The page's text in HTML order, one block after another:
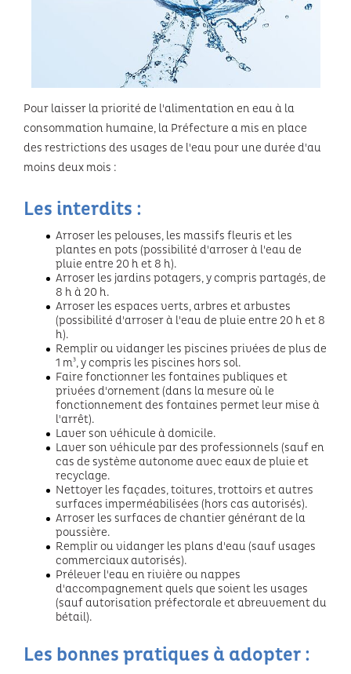
Pour laisser la priorité de l'alimentation en eau à la
consommation humaine, la Préfecture a mis en place
des restrictions des usages de l'eau pour une durée d'au
moins deux mois :
Les interdits :
Arroser les pelouses, les massifs fleuris et les
plantes en pots (possibilité d'arroser à l'eau de
pluie entre 20 h et 8 h).
Arroser les jardins potagers, y compris partagés, de
8 h à 20 h.
Arroser les espaces verts, arbres et arbustes
(possibilité d'arroser à l'eau de pluie entre 20 h et 8
h).
Remplir ou vidanger les piscines privées de plus de
1 m³, y compris les piscines hors sol.
Faire fonctionner les fontaines publiques et
privées d'ornement (dans la mesure où le
fonctionnement des fontaines permet leur mise à
l'arrêt).
Laver son véhicule à domicile.
Laver son véhicule par des professionnels (sauf en
cas de système autonome avec eaux de pluie et
recyclage.
Nettoyer les façades, toitures, trottoirs et autres
surfaces imperméabilisées (hors cas autorisés).
Arroser les surfaces de chantier générant de la
poussière.
Remplir ou vidanger les plans d'eau (sauf usages
commerciaux autorisés).
Prélever l'eau en rivière ou nappes
d'accompagnement quels que soient les usages
(sauf autorisation préfectorale et abreuvement du
bétail).
Les bonnes pratiques à adopter :